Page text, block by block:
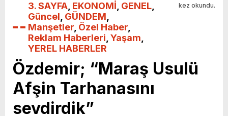
3. SAYFA EKONOMİ GENEL
Güncel GÜNDEM
Manşetler Özel Haber
Reklam Haberleri Yaşam
YEREL HABERLER
kez okundu.
Özdemir; “Maraş Usulü
Afşin Tarhanasını
sevdirdik”